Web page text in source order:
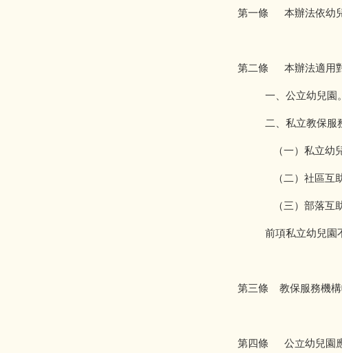
第一條 本辦法依幼兒
第二條 本辦法適用對
一、公立幼兒園。
二、私立教保服務
（一）私立幼兒
（二）社區互助
（三）部落互助
前項私立幼兒園不
第三條 教保服務機構
第四條 公立幼兒園